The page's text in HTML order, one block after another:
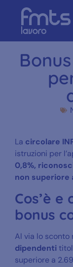
La circolare
istruzioni per
0,8%,
non superiore
Cos’è
bonus
Al via lo sconto
dipendenti
superiore a